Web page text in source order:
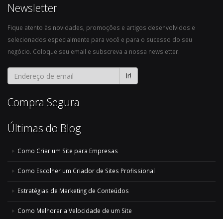
Newsletter
Fique atento às novidades, promoções e artigos desenvolvidos e
selecionados especialmente para você e para o sucesso do seu
negócio. Coloque seu email e subscreva a nossa newsletter.
Ir!
Compra Segura
Últimas do Blog
Como Criar um Site para Empresas
Como Escolher um Criador de Sites Profissional
Estratégias de Marketing de Conteúdos
Como Melhorar a Velocidade de um Site